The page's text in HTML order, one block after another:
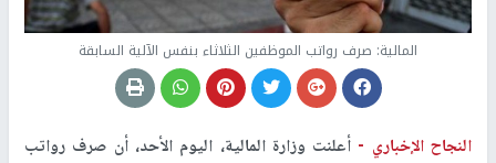
المالية: صرف رواتب الموظفين الثلاثاء بنفس الآلية السابقة
النجاح الإخباري - أعلنت وزارة المالية، اليوم الأحد، أن صرف رواتب